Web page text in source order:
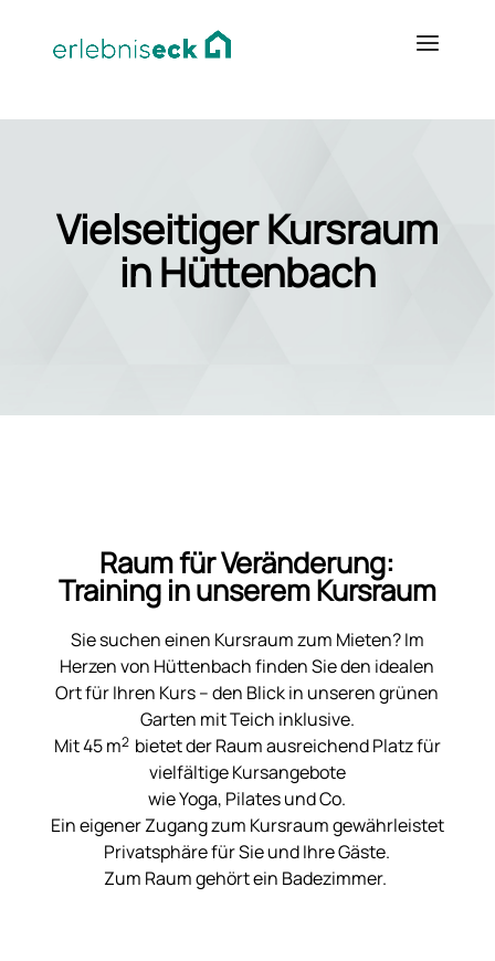
Vielseitiger Kursraum
in Hüttenbach
Raum für Veränderung:
Training in unserem Kursraum
Sie suchen einen Kursraum zum Mieten? Im
Herzen von Hüttenbach finden Sie den idealen
Ort für Ihren Kurs – den Blick in unseren grünen
Garten mit Teich inklusive.
Mit 45 m2 bietet der Raum ausreichend Platz für
vielfältige Kursangebote
wie Yoga, Pilates und Co.
Ein eigener Zugang zum Kursraum gewährleistet
Privatsphäre für Sie und Ihre Gäste.
Zum Raum gehört ein Badezimmer.